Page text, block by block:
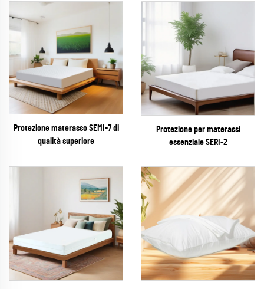
Protezione materasso SEMI-7 di
qualità superiore
Protezione per materassi
essenziale SERI-2